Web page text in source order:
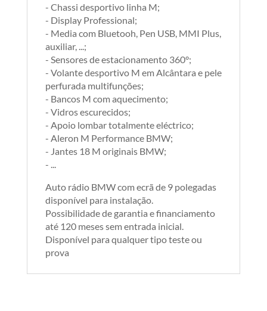
- Chassi desportivo linha M;
- Display Professional;
- Media com Bluetooh, Pen USB, MMI Plus,
auxiliar, ...;
- Sensores de estacionamento 360°;
- Volante desportivo M em Alcântara e pele
perfurada multifunções;
- Bancos M com aquecimento;
- Vidros escurecidos;
- Apoio lombar totalmente eléctrico;
- Aleron M Performance BMW;
- Jantes 18 M originais BMW;
- ...
Auto rádio BMW com ecrã de 9 polegadas
disponível para instalação.
Possibilidade de garantia e financiamento
até 120 meses sem entrada inicial.
Disponível para qualquer tipo teste ou
prova